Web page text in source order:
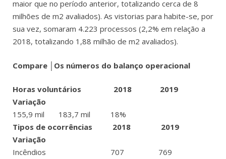
maior que no período anterior, totalizando cerca de 8
milhões de m2 avaliados). As vistorias para habite-se, por
sua vez, somaram 4.223 processos (2,2% em relação a
2018, totalizando 1,88 milhão de m2 avaliados).
Compare │Os números do balanço operacional
Horas voluntários
2018 2019
Variação
155,9 mil 183,7 mil 18%
Tipos de ocorrências
2018 2019
Variação
Incêndios 707 769